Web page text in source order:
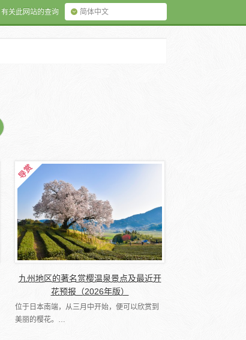
简体中文
有关此网站的查询
九州地区的著名赏樱温泉景点及最近开
花预报（2026年版）
位于日本南端，从三月中开始，便可以欣赏到
美丽的樱花。…